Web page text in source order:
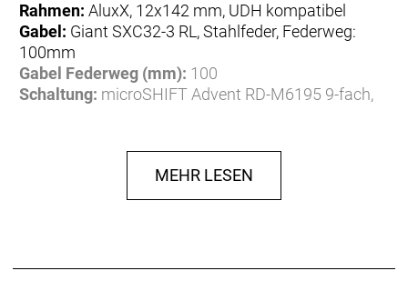
Rahmen: AluxX, 12x142 mm, UDH kompatibel
Gabel: Giant SXC32-3 RL, Stahlfeder, Federweg:
100mm
Gabel Federweg (mm): 100
Schaltung: microSHIFT Advent RD-M6195 9-fach,
Tektro HD-M275
Tektro HD-M275
Tektro HD-M275
MEHR LESEN